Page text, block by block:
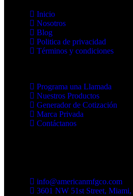
Inicio
Nosotros
Blog
Politica de privacidad
Términos y condiciones
Programa una Llamada
Nuestros Productos
Generador de Cotización
Marca Privada
Contáctanos
info@americanmfgco.com
3601 NW 51st Street,